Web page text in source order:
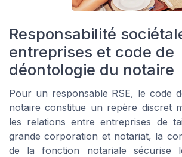
Responsabilité
entreprises et code de
déontologie du notaire
Pour un responsable RSE, le code
notaire constitue un repère discret
les relations entre entreprises de
grande corporation et notariat, la
de la fonction notariale sécurise